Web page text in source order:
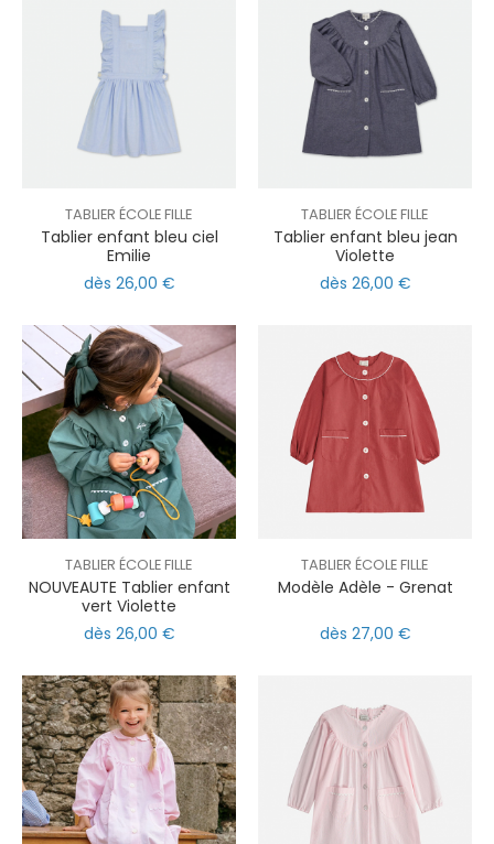
TABLIER ÉCOLE FILLE
Tablier enfant bleu ciel
Emilie
dès 26,00 €
TABLIER ÉCOLE FILLE
Tablier enfant bleu jean
Violette
dès 26,00 €
TABLIER ÉCOLE FILLE
NOUVEAUTE Tablier enfant
vert Violette
dès 26,00 €
TABLIER ÉCOLE FILLE
Modèle Adèle - Grenat
dès 27,00 €